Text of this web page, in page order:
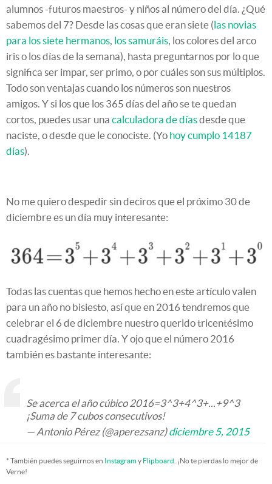
alumnos -futuros maestros- y niños al número del día. ¿Qué
sabemos del 7? Desde las cosas que eran siete (las novias
para los siete hermanos, los samuráis, los colores del arco
iris o los días de la semana), hasta preguntarnos por lo que
significa ser impar, ser primo, o por cuáles son sus múltiplos.
Todo son ventajas cuando los números son nuestros
amigos. Y si los que los 365 días del año se te quedan
cortos, puedes usar una calculadora de díasdesde que
naciste, o desde que le conociste. (Yo hoy cumplo 14187
días).
No me quiero despedir sin deciros que el próximo 30 de
diciembre es un día muy interesante:
Todas las cuentas que hemos hecho en este artículo valen
para un año no bisiesto, así que en 2016 tendremos que
celebrar el 6 de diciembre nuestro querido tricentésimo
cuadragésimo primer día. Y ojo que el número 2016
también es bastante interesante:
Se acerca el año cúbico 2016=3^3+4^3+...+9^3
¡Suma de 7 cubos consecutivos!
— Antonio Pérez (@aperezsanz)diciembre 5, 2015
* También puedes seguirnos en Instagramy Flipboard . ¡No te pierdas lo mejor de
Verne!